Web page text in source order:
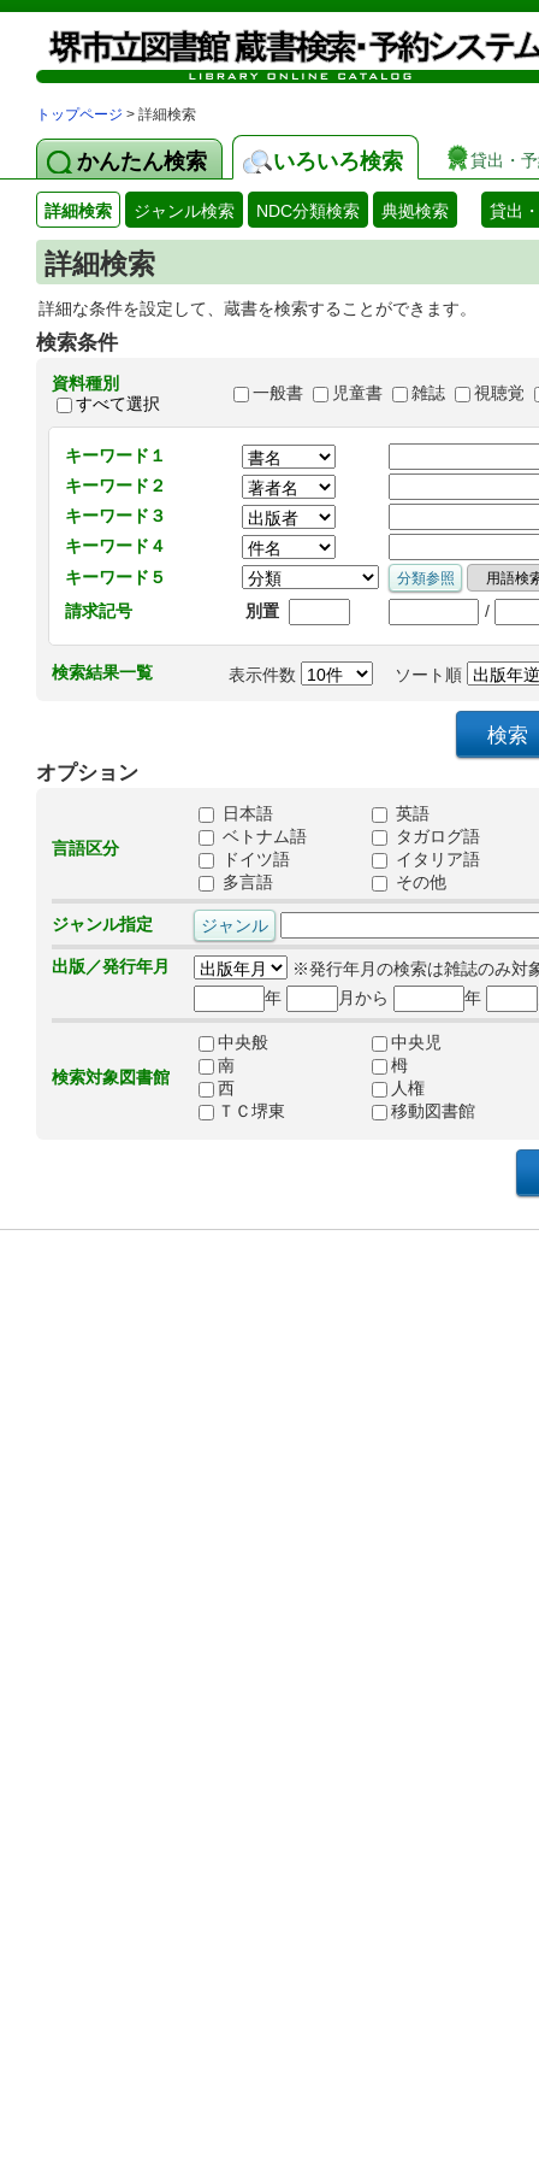
トップページ > 詳細検索
かんたん検索 いろいろ検索 貸出・
詳細検索 ジャンル検索 NDC分類検索 典拠検索 貸出
詳細検索
詳細な条件を設定して、蔵書を検索することができます。
検索条件
資料種別
すべて選択
一般書 児童書 雑誌 視聴覚
キーワード１
キーワード２
キーワード３
キーワード４
キーワード５
請求記号
別置 /
検索結果一覧 表示件数 ソート順
オプション
言語区分
日本語
英語
ベトナム語
タガログ語
ドイツ語
イタリア語
多言語
その他
ジャンル指定
出版／発行年月
※発行年月の検索は雑誌のみ対
年
月から 年
検索対象図書館
中央般
中央児
南
栂
西
人権
ＴＣ堺東
移動図書館